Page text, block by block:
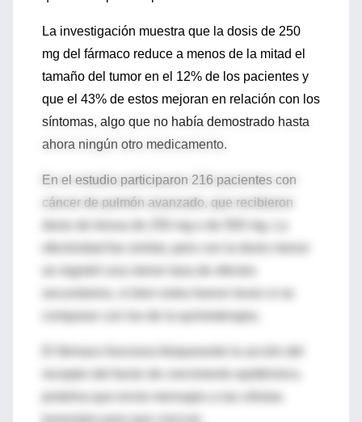
La investigación muestra que la dosis de 250
mg del fármaco reduce a menos de la mitad el
tamaño del tumor en el 12% de los pacientes y
que el 43% de estos mejoran en relación con los
síntomas, algo que no había demostrado hasta
ahora ningún otro medicamento.
En el estudio participaron 216 pacientes con
cáncer de pulmón avanzado, que recibieron
dosis de Iressa de 250 mg o de 500 mg. La
se registró una menor tasa de efectos
comparan con los de la quimioterapia.
El fármaco funciona bloqueando la acción del
proteína que envía mensajes a las células